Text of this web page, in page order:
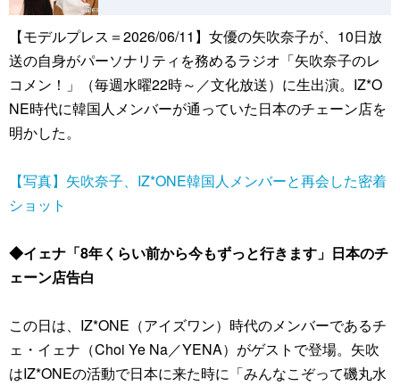
【モデルプレス＝2026/06/11】女優の矢吹奈子が、10日放
送の自身がパーソナリティを務めるラジオ「矢吹奈子のレ
コメン！」（毎週水曜22時～／文化放送）に生出演。IZ*O
NE時代に韓国人メンバーが通っていた日本のチェーン店を
明かした。
【写真】矢吹奈子、IZ*ONE韓国人メンバーと再会した密着
ショット
◆イェナ「8年くらい前から今もずっと行きます」日本のチ
ェーン店告白
この日は、IZ*ONE（アイズワン）時代のメンバーであるチ
ェ・イェナ（Choi Ye Na／YENA）がゲストで登場。矢吹
はIZ*ONEの活動で日本に来た時に「みんなこぞって磯丸水